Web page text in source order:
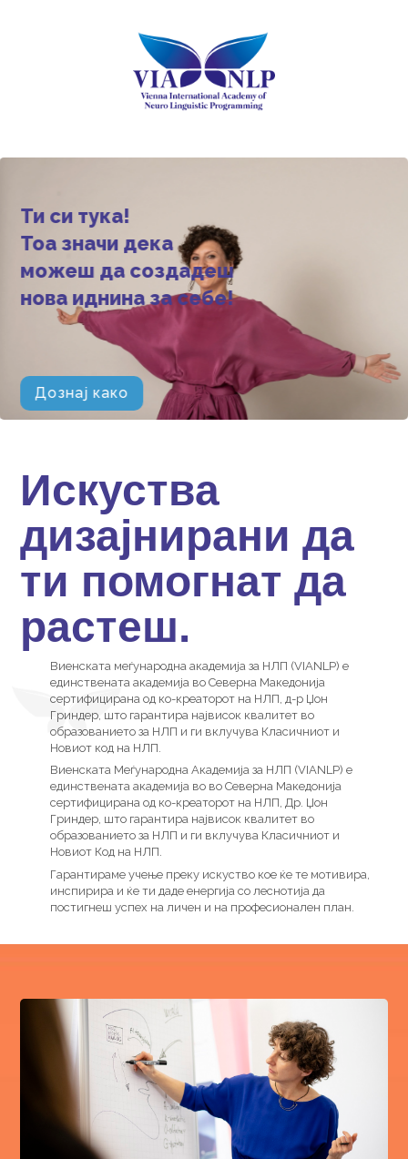
Ти си тука!
Тоа значи дека
можеш да создадеш
нова иднина за себе!
Дознај како
Искуства
дизајнирани да
ти помогнат да
растеш.
Виенската меѓународна академија за НЛП (VIANLP) е
единствената академија во Северна Македонија
сертифицирана од ко-креаторот на НЛП, д-р Џон
Гриндер, што гарантира највисок квалитет во
образованието за НЛП и ги вклучува Класичниот и
Новиот код на НЛП.
Виенската Меѓународна Академија за НЛП (VIANLP) е
единствената академија во во Северна Македонија
сертифицирана од ко-креаторот на НЛП, Др. Џон
Гриндер, што гарантира највисок квалитет во
образованието за НЛП и ги вклучува Класичниот и
Новиот Код на НЛП.
Гарантираме учење преку искуство кое ќе те мотивира,
инспирира и ќе ти даде енергија со леснотија да
постигнеш успех на личен и на професионален план.